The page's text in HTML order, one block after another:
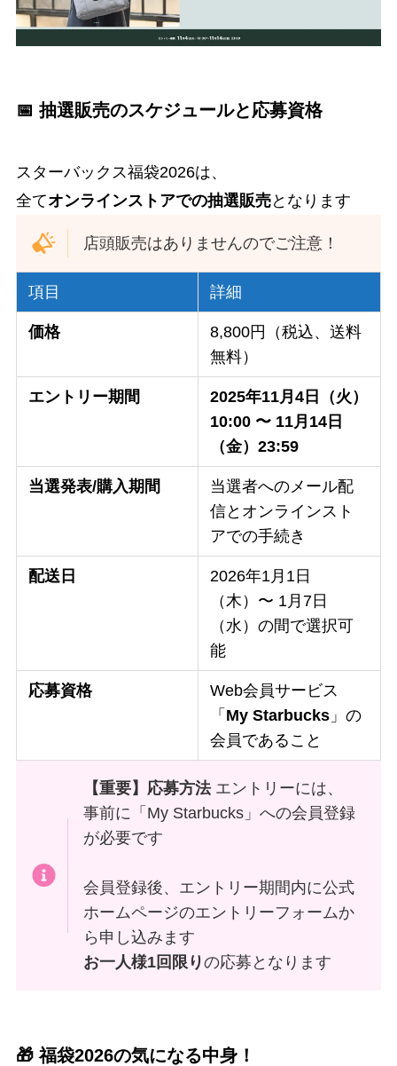
📅 抽選販売のスケジュールと応募資格
スターバックス福袋2026は、
全てオンラインストアでの抽選販売となります
店頭販売はありませんのでご注意！
項目 詳細
価格
8,800円（税込、送料
無料）
エントリー期間
2025年11月4日（火）
10:00 〜 11月14日
（金）23:59
当選発表/購入期間
当選者へのメール配
信とオンラインスト
アでの手続き
配送日
2026年1月1日
（木）〜 1月7日
（水）の間で選択可
能
応募資格
Web会員サービス
「 My Starbucks 」の
会員であること
【重要】応募方法エントリーには、
事前に「My Starbucks」への会員登録
が必要です
会員登録後、エントリー期間内に公式
ホームページのエントリーフォームか
ら申し込みます
お一人様1回限りの応募となります
🎁 福袋2026の気になる中身！